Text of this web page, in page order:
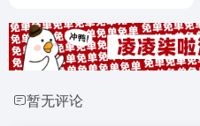
暂无评论